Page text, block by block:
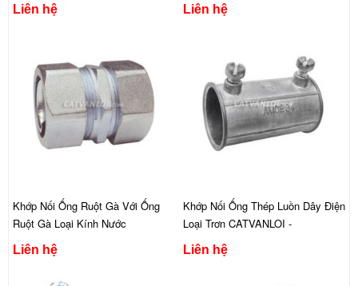
Liên hệ Liên hệ
Khớp Nối Ống Ruột Gà Với Ống
Ruột Gà Loại Kính Nước
CATVANLOI - MCK12
Liên hệ
Khớp Nối Ống Thép Luồn Dây Điện
Loại Trơn CATVANLOI -
AMCE12/Z
Liên hệ